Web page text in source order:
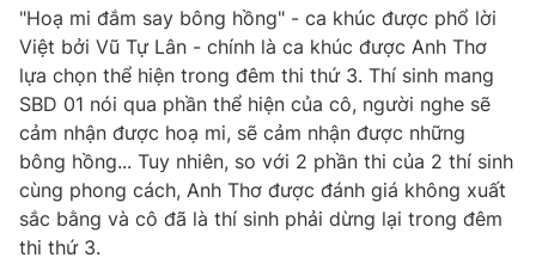
"Hoạ mi đắm say bông hồng" - ca khúc được phổ lời
Việt bởi Vũ Tự Lân - chính là ca khúc được Anh Thơ
lựa chọn thể hiện trong đêm thi thứ 3. Thí sinh mang
SBD 01 nói qua phần thể hiện của cô, người nghe sẽ
cảm nhận được hoạ mi, sẽ cảm nhận được những
bông hồng... Tuy nhiên, so với 2 phần thi của 2 thí sinh
cùng phong cách, Anh Thơ được đánh giá không xuất
sắc bằng và cô đã là thí sinh phải dừng lại trong đêm
thi thứ 3.